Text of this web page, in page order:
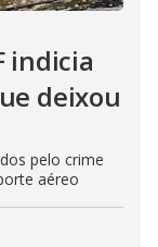
indicia
deixou
pelo crime
aéreo